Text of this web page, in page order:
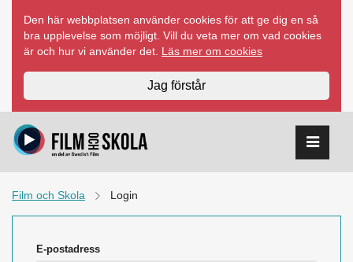
innehåll
Den här webbplatsen använder cookies för att ge dig en så
bra upplevelse som möjligt. Vill du veta mer om vad cookies
är och hur vi använder det. Läs mer om cookies
Jag förstår
Film och Skola Login
E-postadress